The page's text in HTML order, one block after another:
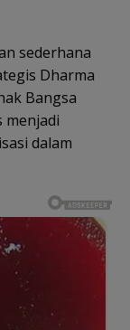
sederhana
Dharma
Bangsa
menjadi
dalam